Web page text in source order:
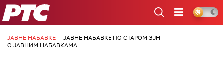
РТС
ЈАВНЕ НАБАВКЕ
ЈАВНЕ НАБАВКЕ ПО СТАРОМ ЗЈН
О ЈАВНИМ НАБАВКАМА